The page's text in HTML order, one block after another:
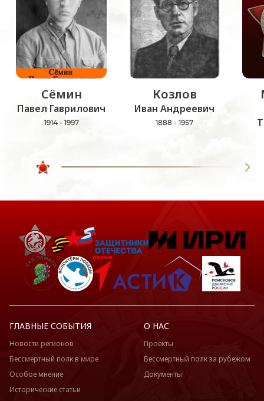
Сёмин
Павел Гаврилович
1914 - 1997
Козлов
Иван Андреевич
1888 - 1957
ГЛАВНЫЕ СОБЫТИЯ
Новости регионов
Бессмертный полк в мире
Особое мнение
Исторические статьи
О НАС
Проекты
Бессмертный полк за рубежом
Документы